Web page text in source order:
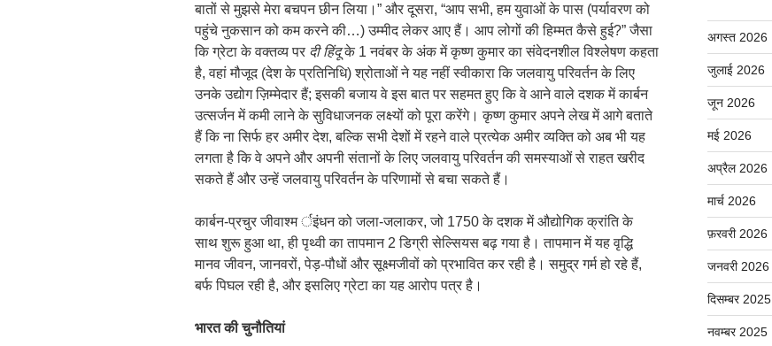
बातों से मुझसे मेरा बचपन छीन लिया।” और दूसरा, “आप सभी, हम युवाओं के पास (पर्यावरण को
पहुंचे नुकसान को कम करने की…) उम्मीद लेकर आए हैं। आप लोगों की हिम्मत कैसे हुई?” जैसा
कि ग्रेटा के वक्तव्य पर दी हिंदूके 1 नवंबर के अंक में कृष्ण कुमार का संवेदनशील विश्लेषण कहता
है, वहां मौजूद (देश के प्रतिनिधि) श्रोताओं ने यह नहीं स्वीकारा कि जलवायु परिवर्तन के लिए
उनके उद्योग ज़िम्मेदार हैं; इसकी बजाय वे इस बात पर सहमत हुए कि वे आने वाले दशक में कार्बन
उत्सर्जन में कमी लाने के सुविधाजनक लक्ष्यों को पूरा करेंगे। कृष्ण कुमार अपने लेख में आगे बताते
हैं कि ना सिर्फ हर अमीर देश, बल्कि सभी देशों में रहने वाले प्रत्येक अमीर व्यक्ति को अब भी यह
लगता है कि वे अपने और अपनी संतानों के लिए जलवायु परिवर्तन की समस्याओं से राहत खरीद
सकते हैं और उन्हें जलवायु परिवर्तन के परिणामों से बचा सकते हैं।
कार्बन-प्रचुर जीवाश्म र्इंधन को जला-जलाकर, जो 1750 के दशक में औद्योगिक क्रांति के
साथ शुरू हुआ था, ही पृथ्वी का तापमान 2 डिग्री सेल्सियस बढ़ गया है। तापमान में यह वृद्धि
मानव जीवन, जानवरों, पेड़-पौधों और सूक्ष्मजीवों को प्रभावित कर रही है। समुद्र गर्म हो रहे हैं,
बर्फ पिघल रही है, और इसलिए ग्रेटा का यह आरोप पत्र है।
भारत की चुनौतियां
अगस्त 2026
जुलाई 2026
जून 2026
मई 2026
अप्रैल 2026
मार्च 2026
फ़रवरी 2026
जनवरी 2026
दिसम्बर 2025
नवम्बर 2025